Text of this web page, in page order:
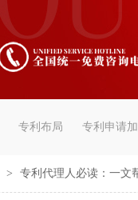
专利布局 专利申请
> 专利代理人必读：一文